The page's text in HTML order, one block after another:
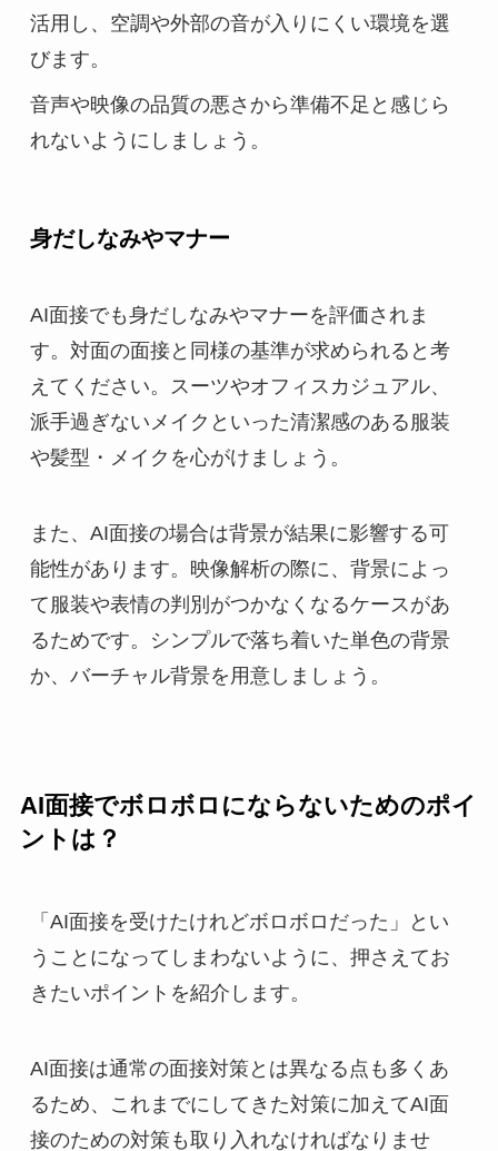
活用し、空調や外部の音が入りにくい環境を選
びます。
音声や映像の品質の悪さから準備不足と感じら
れないようにしましょう。
身だしなみやマナー
AI面接でも身だしなみやマナーを評価されま
す。対面の面接と同様の基準が求められると考
えてください。スーツやオフィスカジュアル、
派手過ぎないメイクといった清潔感のある服装
や髪型・メイクを心がけましょう。
また、AI面接の場合は背景が結果に影響する可
能性があります。映像解析の際に、背景によっ
て服装や表情の判別がつかなくなるケースがあ
るためです。シンプルで落ち着いた単色の背景
か、バーチャル背景を用意しましょう。
AI面接でボロボロにならないためのポイ
ントは？
「AI面接を受けたけれどボロボロだった」とい
うことになってしまわないように、押さえてお
きたいポイントを紹介します。
AI面接は通常の面接対策とは異なる点も多くあ
るため、これまでにしてきた対策に加えてAI面
接のための対策も取り入れなければなりませ